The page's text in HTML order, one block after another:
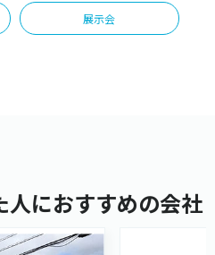
展示会
人におすすめの会社